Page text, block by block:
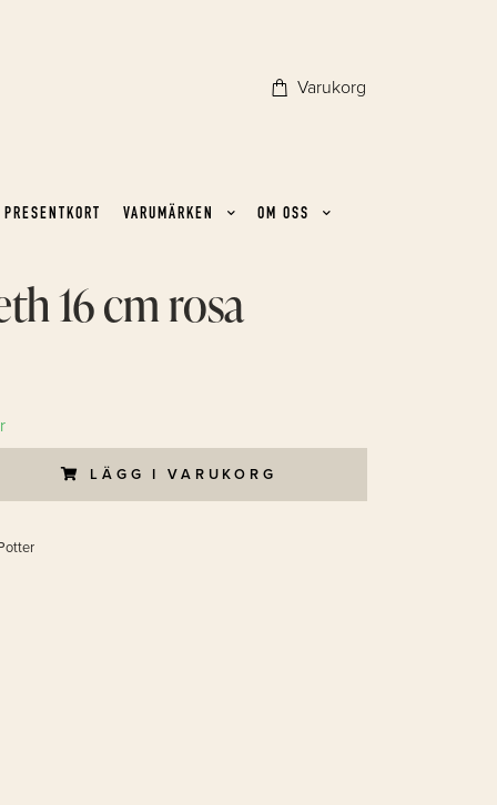
Varukorg
PRESENTKORT VARUMÄRKEN OM OSS
16 cm rosa
LÄGG I VARUKORG